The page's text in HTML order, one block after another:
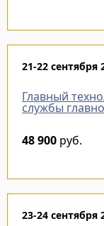
21-22 сентября
Главный
службы
48 900 руб.
23-24 сентября